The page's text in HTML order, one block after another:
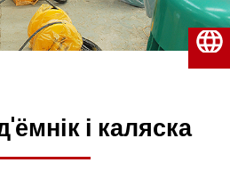
і каляска
Беларуская мова